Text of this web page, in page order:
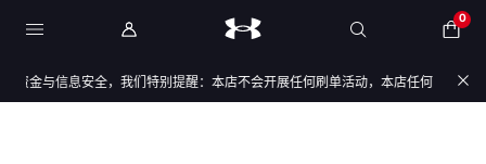
0
资金与信息安全，我们特别提醒：本店不会开展任何刷单活动，本店任何售后/